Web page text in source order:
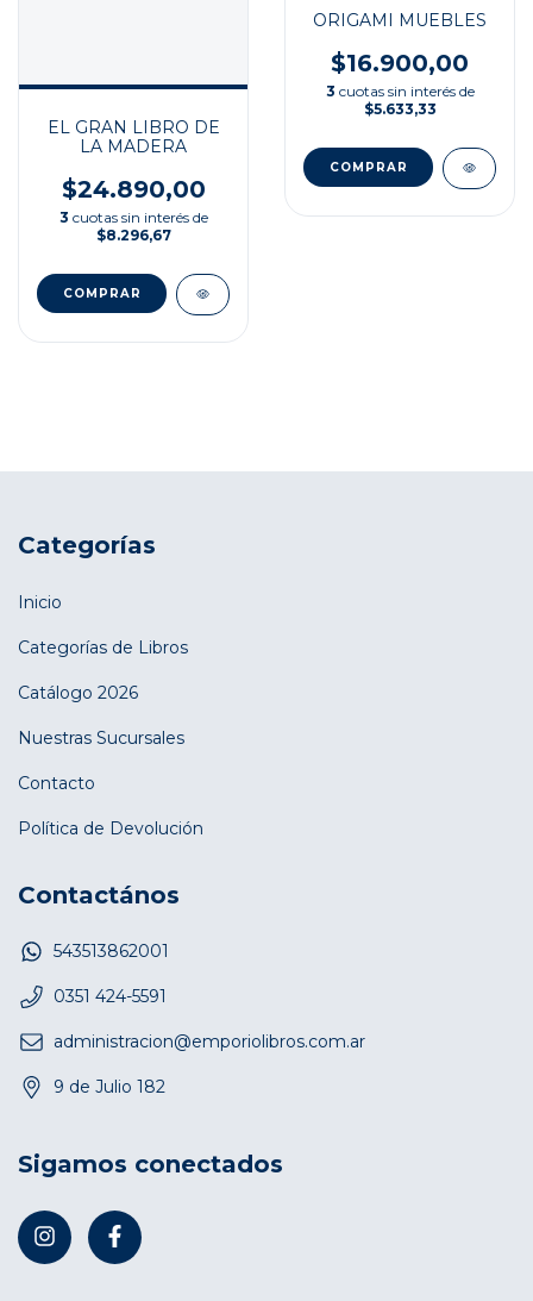
EL GRAN LIBRO DE
LA MADERA
$24.890,00
3 cuotas sin interés de
$8.296,67
ORIGAMI MUEBLES
$16.900,00
3 cuotas sin interés de
$5.633,33
Categorías
Inicio
Categorías de Libros
Catálogo 2026
Nuestras Sucursales
Contacto
Política de Devolución
Contactános
543513862001
0351 424-5591
administracion@emporiolibros.com.ar
9 de Julio 182
Sigamos conectados